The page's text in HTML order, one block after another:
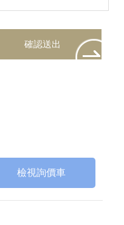
檢視詢價車